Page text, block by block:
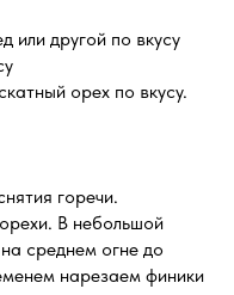
или другой по вкусу
орех по вкусу.
горечи.
В небольшой
среднем огне до
нарезаем финики